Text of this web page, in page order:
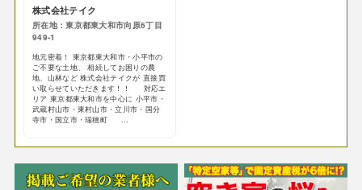
株式会社テイク
所在地：東京都東大和市向原6丁目
949-1
地元密着！ 東京都東大和市・小平市の
ご不要な土地、 相続してお困りの農
地、山林など 株式会社テイクが 直接買
い取らせていただきます！！ 対応エ
リア 東京都東大和市を中心に 小平市・
武蔵村山市・東村山市・立川市・国分
寺市・国立市・瑞穂町 ...